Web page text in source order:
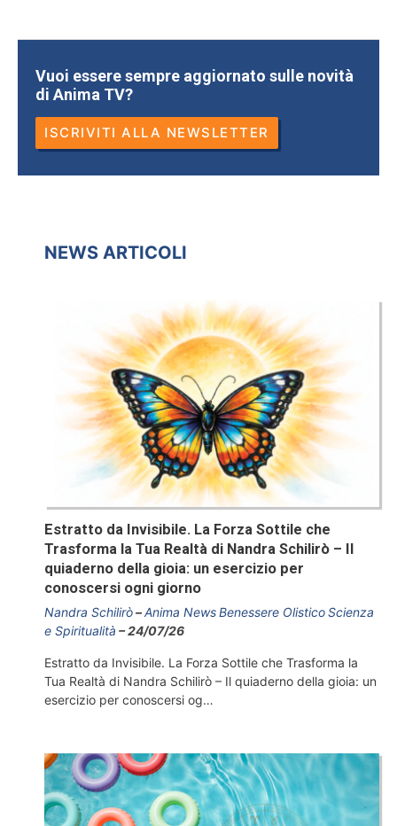
Vuoi essere sempre aggiornato sulle novità
di Anima TV?
ISCRIVITI ALLA NEWSLETTER
NEWS ARTICOLI
Estratto da Invisibile. La Forza Sottile che
Trasforma la Tua Realtà di Nandra Schilirò – Il
quiaderno della gioia: un esercizio per
conoscersi ogni giorno
Nandra Schilirò Anima NewsBenessere OlisticoScienza
e Spiritualità
24/07/26
Estratto da Invisibile. La Forza Sottile che Trasforma la
Tua Realtà di Nandra Schilirò – Il quiaderno della gioia: un
esercizio per conoscersi og…